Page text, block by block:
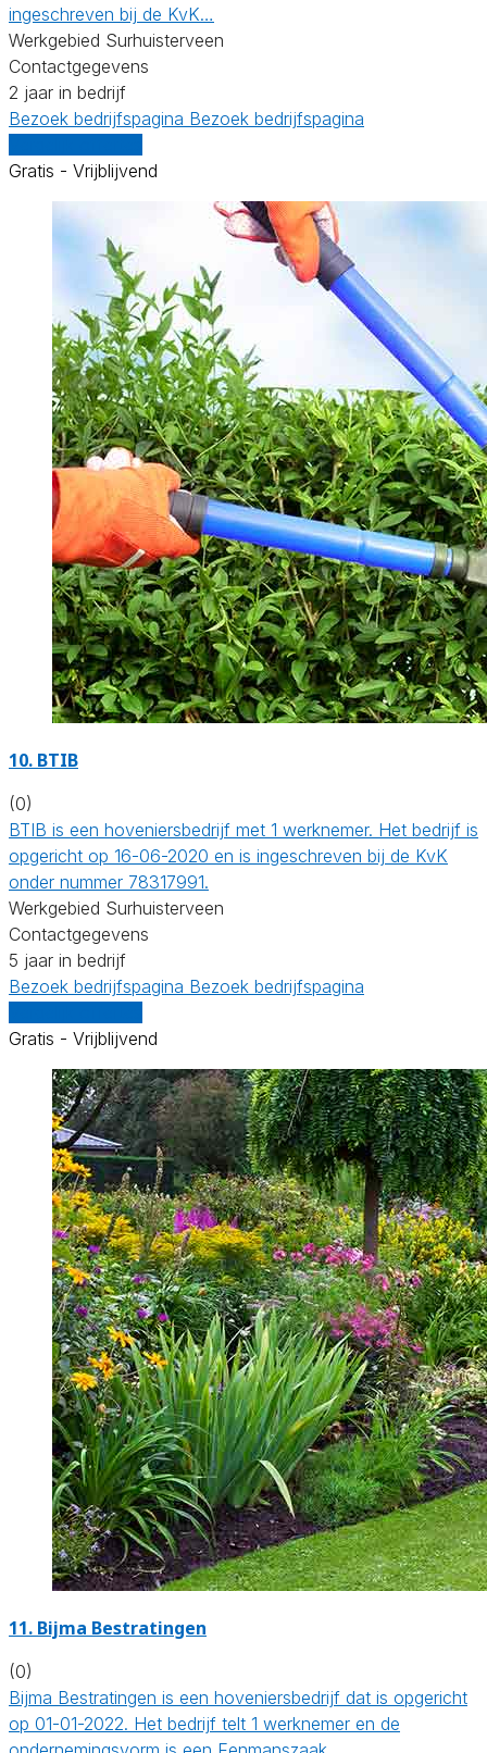
ingeschreven bij de KvK…
Werkgebied Surhuisterveen
Contactgegevens
2 jaar in bedrijf
Bezoek bedrijfspagina Bezoek bedrijfspagina
Gratis - Vrijblijvend
10. BTIB
(0)
BTIB is een hoveniersbedrijf met 1 werknemer. Het bedrijf is
opgericht op 16-06-2020 en is ingeschreven bij de KvK
onder nummer 78317991.
Werkgebied Surhuisterveen
Contactgegevens
5 jaar in bedrijf
Bezoek bedrijfspagina Bezoek bedrijfspagina
Gratis - Vrijblijvend
11. Bijma Bestratingen
(0)
Bijma Bestratingen is een hoveniersbedrijf dat is opgericht
op 01-01-2022. Het bedrijf telt 1 werknemer en de